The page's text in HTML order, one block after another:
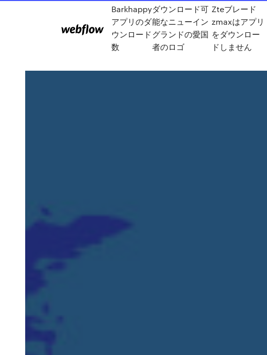
Barkhappy
アプリのダ
ウンロード
数
ダウンロード可
能なニューイン
グランドの愛国
者のロゴ
Zteブレード
zmaxはアプリ
をダウンロー
ドしません